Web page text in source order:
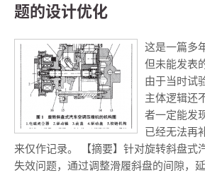
题的设计优化
这是一篇多
但未能发表
由于当时试
主体逻辑还
者一定能发
已经无法再
来仅作记录。 【摘要】针对旋转斜盘式
失效问题，通过调整滑履斜盘的间隙，